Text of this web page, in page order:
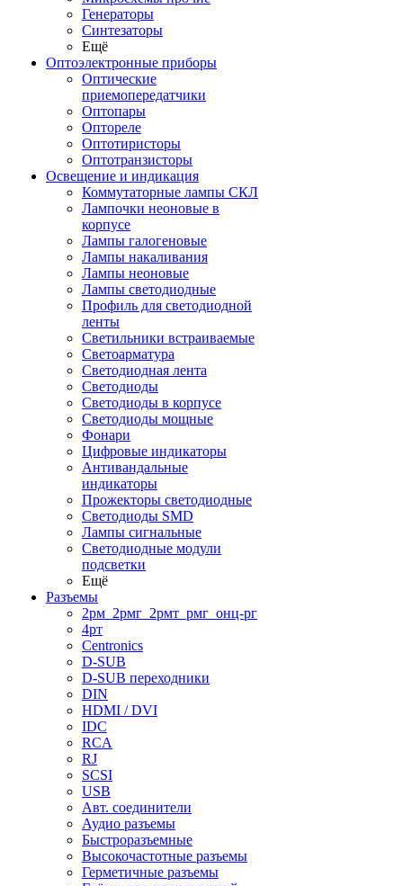
Генераторы
Синтезаторы
Ещё
Оптоэлектронные приборы
Оптические
приемопередатчики
Оптопары
Оптореле
Оптотиристоры
Оптотранзисторы
Освещение и индикация
Коммутаторные лампы СКЛ
Лампочки неоновые в
корпусе
Лампы галогеновые
Лампы накаливания
Лампы неоновые
Лампы светодиодные
Профиль для светодиодной
ленты
Светильники встраиваемые
Светоарматура
Светодиодная лента
Светодиоды
Светодиоды в корпусе
Светодиоды мощные
Фонари
Цифровые индикаторы
Антивандальные
индикаторы
Прожекторы светодиодные
Светодиоды SMD
Лампы сигнальные
Светодиодные модули
подсветки
Ещё
Разъемы
2рм_2рмг_2рмт_рмг_онц-рг
4рт
Centronics
D-SUB
D-SUB переходники
DIN
HDMI / DVI
IDC
RCA
RJ
SCSI
USB
Авт. соединители
Аудио разъемы
Быстроразъемные
Высокочастотные разъемы
Герметичные разъемы